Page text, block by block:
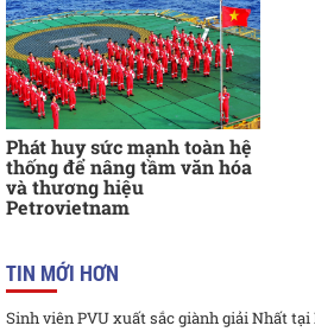
Phát huy sức mạnh toàn hệ
thống để nâng tầm văn hóa
và thương hiệu
Petrovietnam
TIN MỚI HƠN
Sinh viên PVU xuất sắc giành giải Nhất